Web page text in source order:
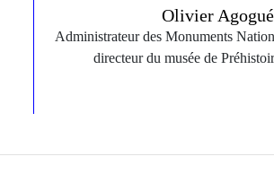
Olivier Agogué
Administrateur des Monuments
directeur du musée de